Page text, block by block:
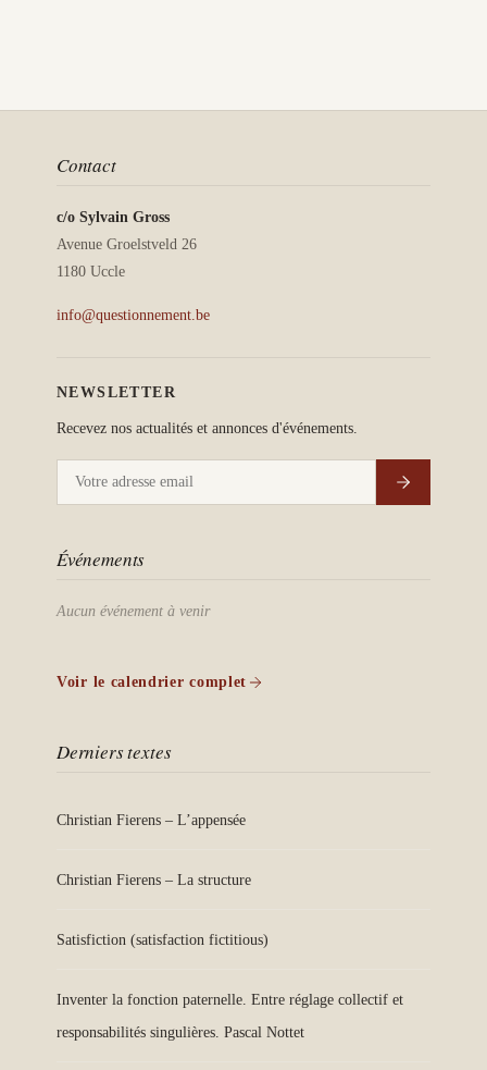
Contact
c/o Sylvain Gross
Avenue Groelstveld 26
1180 Uccle
info@questionnement.be
NEWSLETTER
Recevez nos actualités et annonces d'événements.
Événements
Aucun événement à venir
Voir le calendrier complet
Derniers textes
Christian Fierens – L’appensée
Christian Fierens – La structure
Satisfiction (satisfaction fictitious)
Inventer la fonction paternelle. Entre réglage collectif et
responsabilités singulières. Pascal Nottet